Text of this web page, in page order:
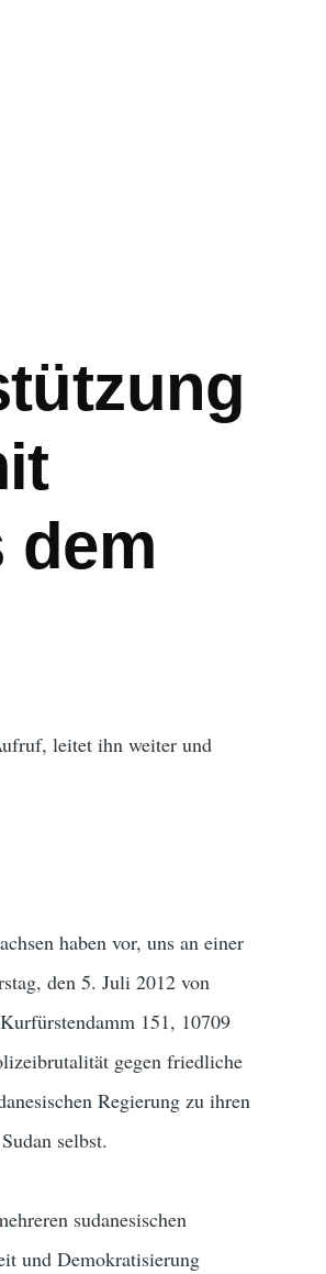
dem
leitet ihn weiter und
haben vor, uns an einer
den 5. Juli 2012 von
151, 10709
gegen friedliche
Regierung zu ihren
selbst.
sudanesischen
und Demokratisierung